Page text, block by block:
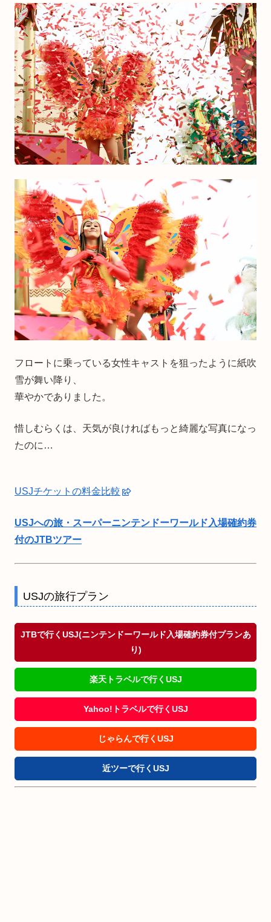
フロートに乗っている女性キャストを狙ったように紙吹
雪が舞い降り、
華やかでありました。
惜しむらくは、天気が良ければもっと綺麗な写真になっ
たのに…
USJチケットの料金比較
USJへの旅・スーパーニンテンドーワールド入場確約券
付のJTBツアー
USJの旅行プラン
JTBで行くUSJ(ニンテンドーワールド入場確約券付プランあ
り)
楽天トラベルで行くUSJ
Yahoo!トラベルで行くUSJ
じゃらんで行くUSJ
近ツーで行くUSJ